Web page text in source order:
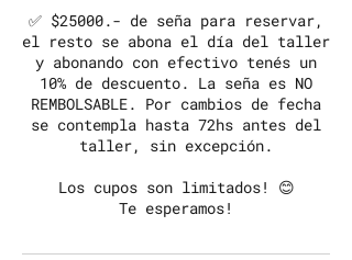
✅ $25000.- de seña para reservar,
el resto se abona el día del taller
y abonando con efectivo tenés un
10% de descuento. La seña es NO
REMBOLSABLE. Por cambios de fecha
se contempla hasta 72hs antes del
taller, sin excepción.
Los cupos son limitados! 😊
Te esperamos!